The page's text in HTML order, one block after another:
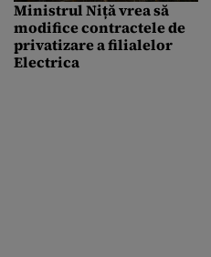
Ministrul Niță vrea să
modifice contractele de
privatizare a filialelor
Electrica